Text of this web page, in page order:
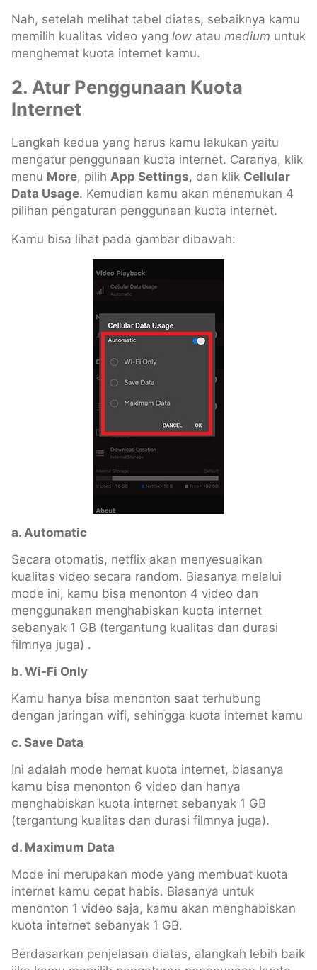
Nah, setelah melihat tabel diatas, sebaiknya kamu
memilih kualitas video yang low atau medium untuk
menghemat kuota internet kamu.
2. Atur Penggunaan Kuota
Internet
Langkah kedua yang harus kamu lakukan yaitu
mengatur penggunaan kuota internet. Caranya, klik
menu More, pilih App Settings, dan klik Cellular
Data Usage. Kemudian kamu akan menemukan 4
pilihan pengaturan penggunaan kuota internet.
Kamu bisa lihat pada gambar dibawah:
a. Automatic
Secara otomatis, netflix akan menyesuaikan
kualitas video secara random. Biasanya melalui
mode ini, kamu bisa menonton 4 video dan
menggunakan menghabiskan kuota internet
sebanyak 1 GB (tergantung kualitas dan durasi
filmnya juga) .
b. Wi-Fi Only
Kamu hanya bisa menonton saat terhubung
dengan jaringan wifi, sehingga kuota internet kamu
c. Save Data
Ini adalah mode hemat kuota internet, biasanya
kamu bisa menonton 6 video dan hanya
menghabiskan kuota internet sebanyak 1 GB
(tergantung kualitas dan durasi filmnya juga).
d. Maximum Data
Mode ini merupakan mode yang membuat kuota
internet kamu cepat habis. Biasanya untuk
menonton 1 video saja, kamu akan menghabiskan
kuota internet sebanyak 1 GB.
Berdasarkan penjelasan diatas, alangkah lebih baik